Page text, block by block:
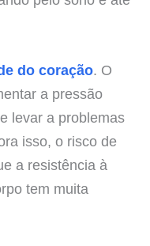
do coração. O
a pressão
levar a problemas
isso, o risco de
a resistência à
tem muita